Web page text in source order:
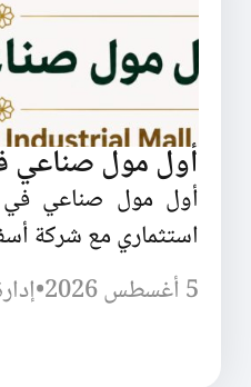
أول مول
أول مول صناعي
استثماري مع شركة
5 أغسطس 2026
•